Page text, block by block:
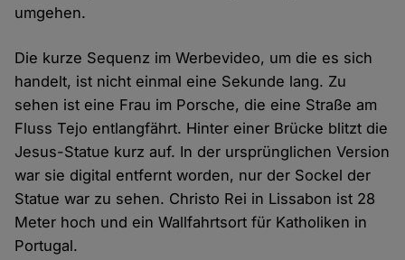
umgehen.
Die kurze Sequenz im Werbevideo, um die es sich
handelt, ist nicht einmal eine Sekunde lang. Zu
sehen ist eine Frau im Porsche, die eine Straße am
Fluss Tejo entlangfährt. Hinter einer Brücke blitzt die
Jesus-Statue kurz auf. In der ursprünglichen Version
war sie digital entfernt worden, nur der Sockel der
Statue war zu sehen. Christo Rei in Lissabon ist 28
Meter hoch und ein Wallfahrtsort für Katholiken in
Portugal.